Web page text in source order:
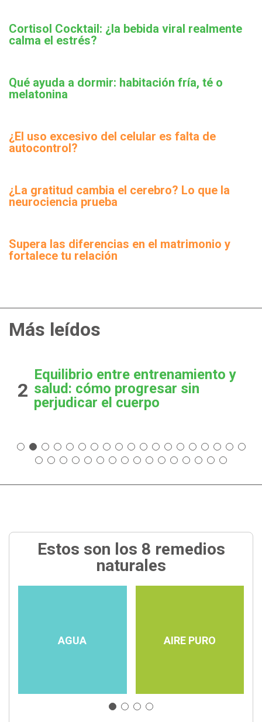
Cortisol Cocktail: ¿la bebida viral realmente
calma el estrés?
Qué ayuda a dormir: habitación fría, té o
melatonina
¿El uso excesivo del celular es falta de
autocontrol?
¿La gratitud cambia el cerebro? Lo que la
neurociencia prueba
Supera las diferencias en el matrimonio y
fortalece tu relación
Más leídos
2
Equilibrio entre entrenamiento y
salud: cómo progresar sin
perjudicar el cuerpo
Estos son los 8 remedios
naturales
AGUA AIRE PURO